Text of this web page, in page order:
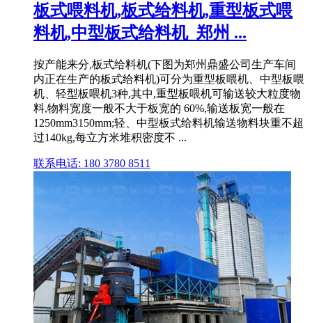
板式喂料机,板式给料机,重型板式喂
料机,中型板式给料机_郑州 ...
按产能来分,板式给料机(下图为郑州鼎盛公司生产车间
内正在生产的板式给料机)可分为重型板喂机、中型板喂
机、轻型板喂机3种,其中,重型板喂机可输送较大粒度物
料,物料宽度一般不大于板宽的 60%,输送板宽一般在
1250mm3150mm;轻、中型板式给料机输送物料块重不超
过140kg,每立方米堆积密度不 ...
联系电话: 180 3780 8511